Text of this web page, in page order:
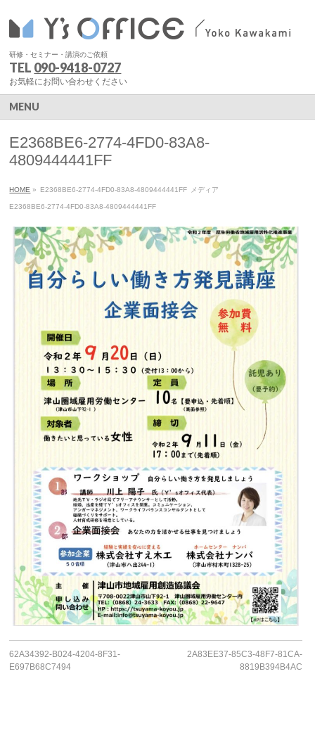
研修・セミナー・講演のご依頼
TEL 090-9418-0727
お気軽にお問い合わせください
MENU
E2368BE6-2774-4FD0-83A8-
4809444441FF
HOME » E2368BE6-2774-4FD0-83A8-4809444441FF メディア
E2368BE6-2774-4FD0-83A8-4809444441FF
62A34392-B024-4204-8F31-
E697B68C7494
2A83EE37-85C3-48F7-81CA-
8819B394B4AC